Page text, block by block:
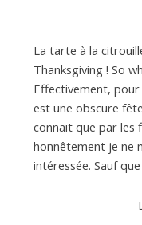
La tarte à la
Thanksgiving ! So
Effectivement, pour
est une obscure
connait que par les
honnêtement je ne
intéressée. Sauf